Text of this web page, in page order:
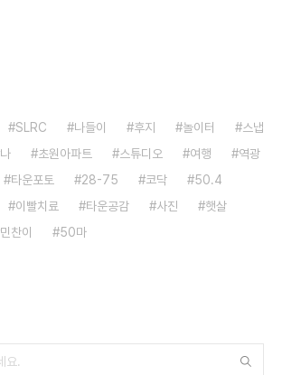
SLRC 나들이 후지 놀이터
스냅
나 초원아파트 스튜디오 여행
역광
타운포토 28-75 코닥
50.4
이빨치료 타운공감 사진
햇살
민찬이 50마